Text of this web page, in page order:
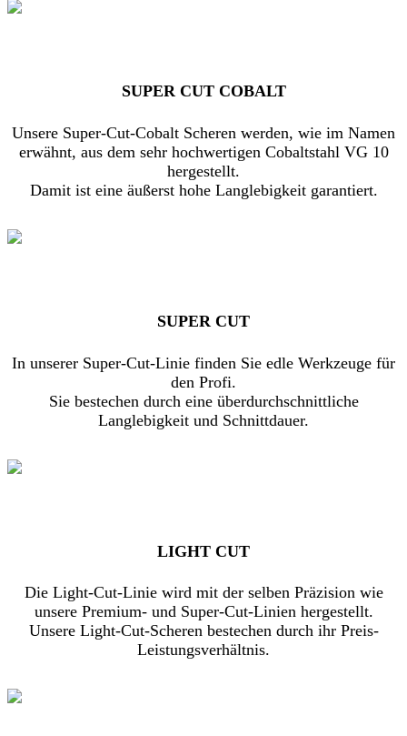
SUPER CUT COBALT
Unsere Super-Cut-Cobalt Scheren werden, wie im Namen
erwähnt, aus dem sehr hochwertigen Cobaltstahl VG 10
hergestellt.
Damit ist eine äußerst hohe Langlebigkeit garantiert.
SUPER CUT
In unserer Super-Cut-Linie finden Sie edle Werkzeuge für
den Profi.
Sie bestechen durch eine überdurchschnittliche
Langlebigkeit und Schnittdauer.
LIGHT CUT
Die Light-Cut-Linie wird mit der selben Präzision wie
unsere Premium- und Super-Cut-Linien hergestellt.
Unsere Light-Cut-Scheren bestechen durch ihr Preis-
Leistungsverhältnis.